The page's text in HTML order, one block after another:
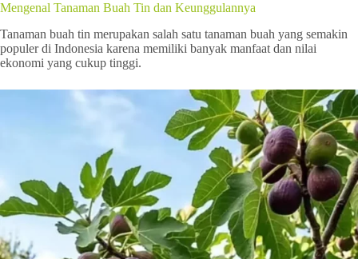
Mengenal Tanaman Buah Tin dan Keunggulannya
Tanaman buah tin merupakan salah satu tanaman buah yang semakin
populer di Indonesia karena memiliki banyak manfaat dan nilai
ekonomi yang cukup tinggi.